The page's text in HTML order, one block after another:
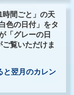
時間ごと」の天
色の日付」をタ
「グレーの日
覧いただけま
と翌月のカレン